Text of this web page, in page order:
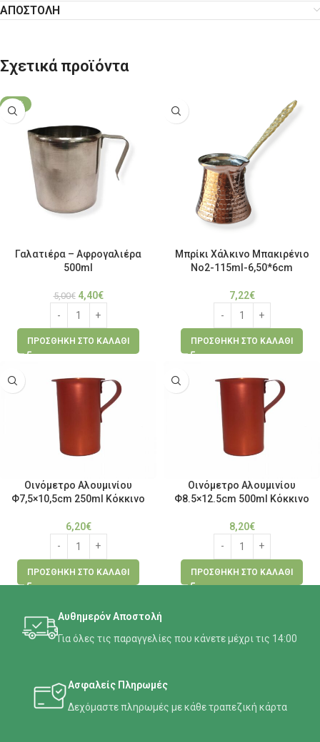
ΑΠΟΣΤΟΛΗ
Σχετικά προϊόντα
-12%
Γαλατιέρα – Αφρογαλιέρα
500ml
5,00€ 4,40€
ΠΡΟΣΘΉΚΗ ΣΤΟ ΚΑΛΆΘΙ
Μπρίκι Χάλκινο Μπακιρένιο
No2-115ml-6,50*6cm
7,22€
ΠΡΟΣΘΉΚΗ ΣΤΟ ΚΑΛΆΘΙ
Οινόμετρο Αλουμινίου
Φ7,5×10,5cm 250ml Κόκκινο
6,20€
ΠΡΟΣΘΉΚΗ ΣΤΟ ΚΑΛΆΘΙ
Οινόμετρο Αλουμινίου
Φ8.5×12.5cm 500ml Κόκκινο
8,20€
ΠΡΟΣΘΉΚΗ ΣΤΟ ΚΑΛΆΘΙ
Αυθημερόν Αποστολή
Για όλες τις παραγγελίες που κάνετε μέχρι τις 14:00
Ασφαλείς Πληρωμές
Δεχόμαστε πληρωμές με κάθε τραπεζική κάρτα